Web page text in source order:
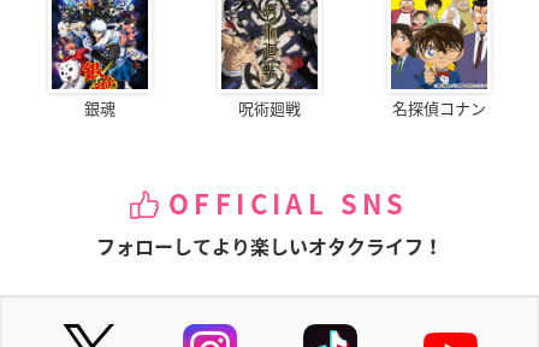
銀魂 呪術廻戦 名探偵コナン
OFFICIAL SNS
フォローしてより楽しいオタクライフ！